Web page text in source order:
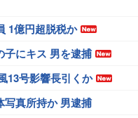
1億円超脱税か
子にキス 男を逮捕
13号影響長引くか
写真所持か 男逮捕